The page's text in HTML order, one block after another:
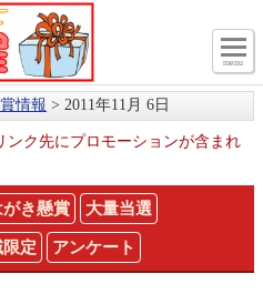
menu
情報 2011年11月 6日
ク先にプロモーションが含まれ
がき懸賞 大量当選
定 アンケート